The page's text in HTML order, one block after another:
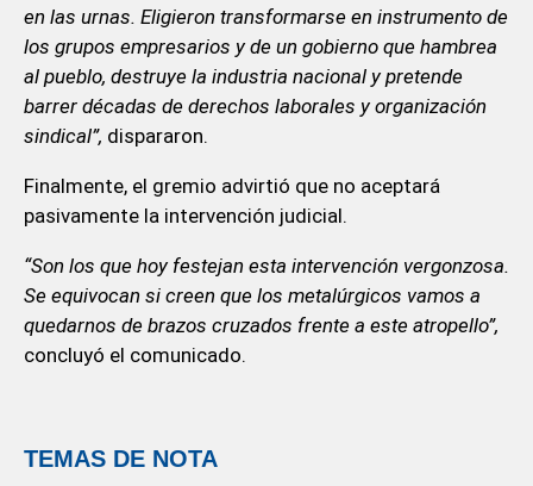
en las urnas. Eligieron transformarse en instrumento de
los grupos empresarios y de un gobierno que hambrea
al pueblo, destruye la industria nacional y pretende
barrer décadas de derechos laborales y organización
sindical”, dispararon.
Finalmente, el gremio advirtió que no aceptará
pasivamente la intervención judicial.
“Son los que hoy festejan esta intervención vergonzosa.
Se equivocan si creen que los metalúrgicos vamos a
quedarnos de brazos cruzados frente a este atropello”,
concluyó el comunicado.
TEMAS DE NOTA